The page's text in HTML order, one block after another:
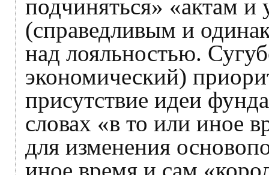
подчиняться» «актам и
(справедливым и
над лояльностью.
экономический)
присутствие идеи
словах «в то или иное
для изменения
иное время и сам